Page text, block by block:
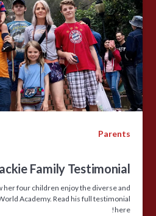
Parents
Family Testimonial
her four children enjoy the diverse and
Academy. Read his full testimonial
here!